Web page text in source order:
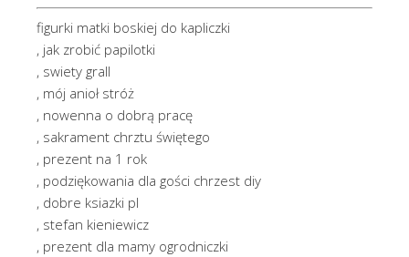
figurki matki boskiej do kapliczki
, jak zrobić papilotki
, swiety grall
, mój anioł stróż
, nowenna o dobrą pracę
, sakrament chrztu świętego
, prezent na 1 rok
, podziękowania dla gości chrzest diy
, dobre ksiazki pl
, stefan kieniewicz
, prezent dla mamy ogrodniczki